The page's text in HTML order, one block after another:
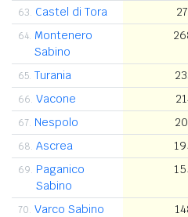
63. Castel di Tora
64. Montenero
Sabino
65. Turania
66. Vacone
67. Nespolo
68. Ascrea
69. Paganico
Sabino
70. Varco Sabino